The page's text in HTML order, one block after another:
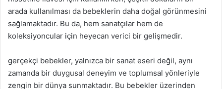
arada kullanılması da bebeklerin daha doğal görünmesini
sağlamaktadır. Bu da, hem sanatçılar hem de
koleksiyoncular için heyecan verici bir gelişmedir.
gerçekçi bebekler, yalnızca bir sanat eseri değil, aynı
zamanda bir duygusal deneyim ve toplumsal yönleriyle
zengin bir dünya sunmaktadır. Bu bebekler üzerinden